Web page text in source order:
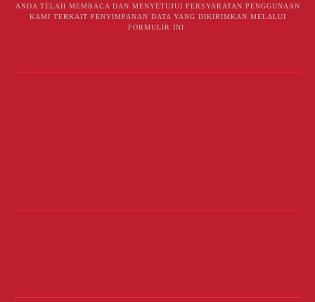
ANDA TELAH MEMBACA DAN MENYETUJUI PERSYARATAN PENGGUNAAN
KAMI TERKAIT PENYIMPANAN DATA YANG DIKIRIMKAN MELALUI
FORMULIR INI.